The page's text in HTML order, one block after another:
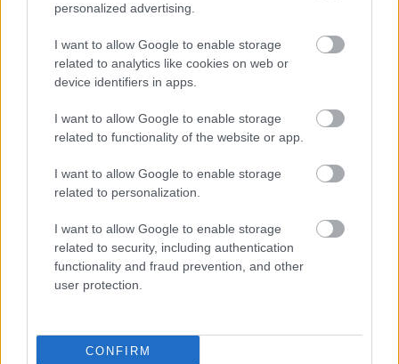
personalized advertising.
I want to allow Google to enable storage
related to analytics like cookies on web or
device identifiers in apps.
I want to allow Google to enable storage
related to functionality of the website or app.
I want to allow Google to enable storage
related to personalization.
I want to allow Google to enable storage
related to security, including authentication
functionality and fraud prevention, and other
user protection.
CONFIRM
Tíz év után új logót kapott az M4
Sport
szakít az egységes logókkal a közmédia.